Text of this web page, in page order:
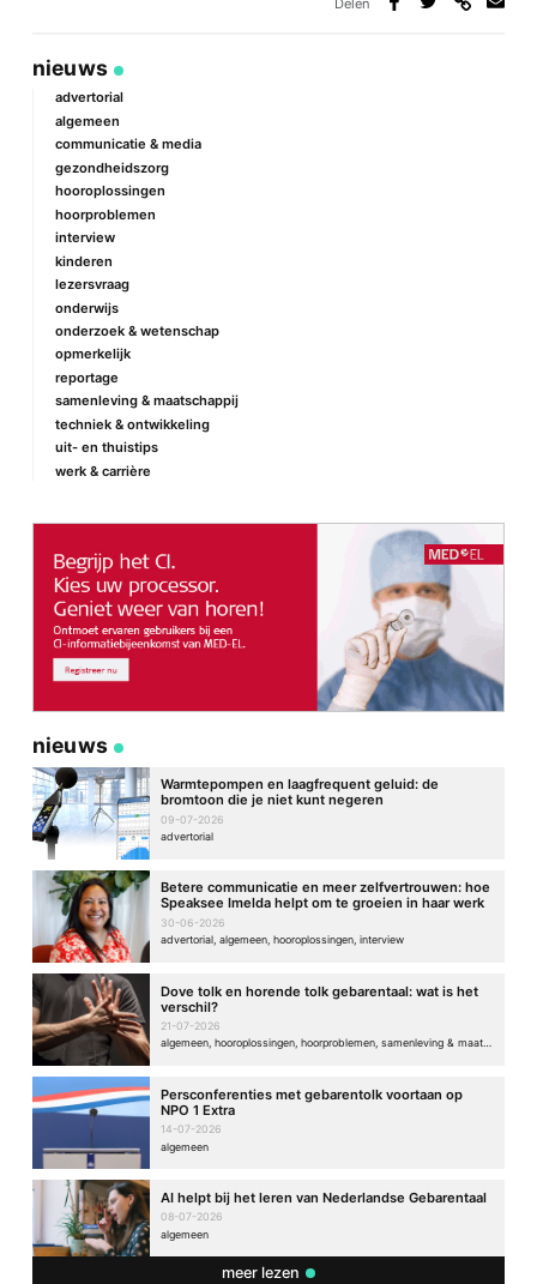
Delen
nieuws
advertorial
algemeen
communicatie & media
gezondheidszorg
hooroplossingen
hoorproblemen
interview
kinderen
lezersvraag
onderwijs
onderzoek & wetenschap
opmerkelijk
reportage
samenleving & maatschappij
techniek & ontwikkeling
uit- en thuistips
werk & carrière
nieuws
Warmtepompen en laagfrequent geluid: de
bromtoon die je niet kunt negeren
09-07-2026
advertorial
Betere communicatie en meer zelfvertrouwen: hoe
Speaksee Imelda helpt om te groeien in haar werk
30-06-2026
advertorial, algemeen, hooroplossingen, interview
Dove tolk en horende tolk gebarentaal: wat is het
verschil?
21-07-2026
algemeen, hooroplossingen, hoorproblemen, samenleving & maatschappij
Persconferenties met gebarentolk voortaan op
NPO 1 Extra
14-07-2026
algemeen
AI helpt bij het leren van Nederlandse Gebarentaal
08-07-2026
algemeen
meer lezen